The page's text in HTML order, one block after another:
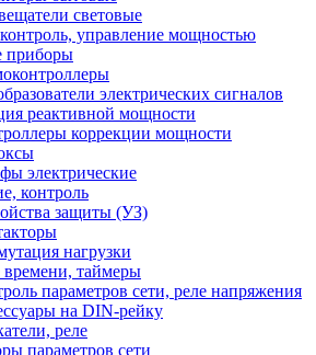
световые
управление мощностью
приборы
электрических сигналов
реактивной мощности
коррекции мощности
электрические
контроль
защиты (УЗ)
нагрузки
времени, таймеры
параметров сети, реле напряжения
на DIN-рейку
реле
параметров сети